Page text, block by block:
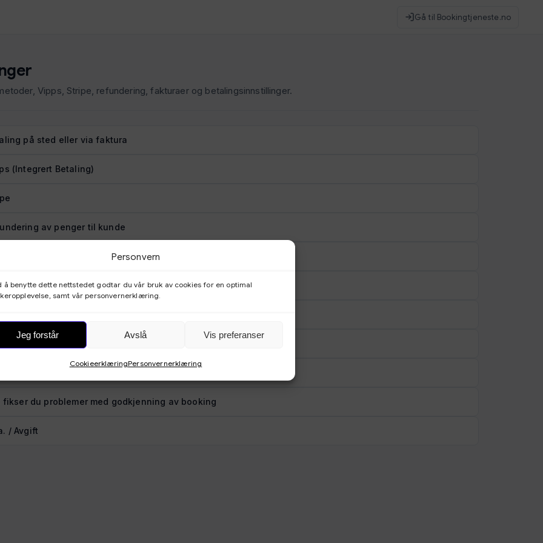
Personvern
å benytte dette nettstedet godtar du vår bruk av cookies for en optimal
samt vår personvernerklæring.
Jeg forstår Avslå Vis preferanser
CookieerklæringPersonvernerklæring
Gå til Bookingtjeneste.no
Vipps, Stripe, refundering, fakturaer og betalingsinnstillinger.
på sted eller via faktura
(Integrert Betaling)
av penger til kunde
sendt via e-post (PDF-dokument)
skjule pris og betalingsmetoder
fikser du problemer med godkjenning av booking
/ Avgift